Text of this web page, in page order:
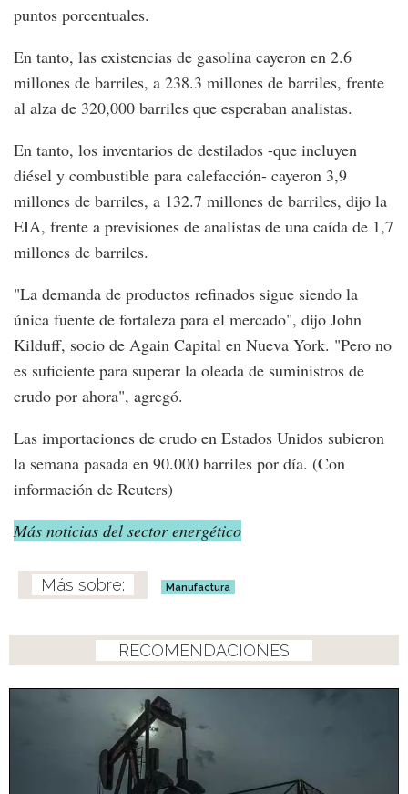
puntos porcentuales.
En tanto, las existencias de gasolina cayeron en 2.6
millones de barriles, a 238.3 millones de barriles, frente
al alza de 320,000 barriles que esperaban analistas.
En tanto, los inventarios de destilados -que incluyen
diésel y combustible para calefacción- cayeron 3,9
millones de barriles, a 132.7 millones de barriles, dijo la
EIA, frente a previsiones de analistas de una caída de 1,7
millones de barriles.
"La demanda de productos refinados sigue siendo la
única fuente de fortaleza para el mercado", dijo John
Kilduff, socio de Again Capital en Nueva York. "Pero no
es suficiente para superar la oleada de suministros de
crudo por ahora", agregó.
Las importaciones de crudo en Estados Unidos subieron
la semana pasada en 90.000 barriles por día. (Con
información de Reuters)
Más noticias del sector energético
Manufactura
RECOMENDACIONES